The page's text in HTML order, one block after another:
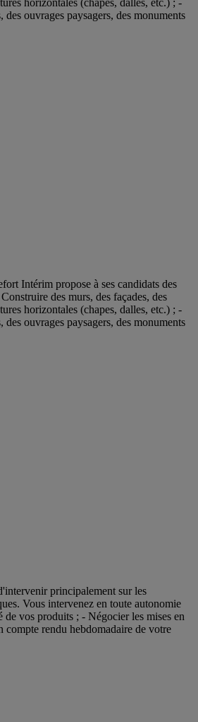
horizontales (chapes, dalles, etc.) ; -
ouvrages paysagers, des monuments
Intérim propose à ses candidats des
des murs, des façades, des
horizontales (chapes, dalles, etc.) ; -
ouvrages paysagers, des monuments
principalement sur les
Vous intervenez en toute autonomie
vos produits ; - Négocier les mises en
compte rendu hebdomadaire de votre